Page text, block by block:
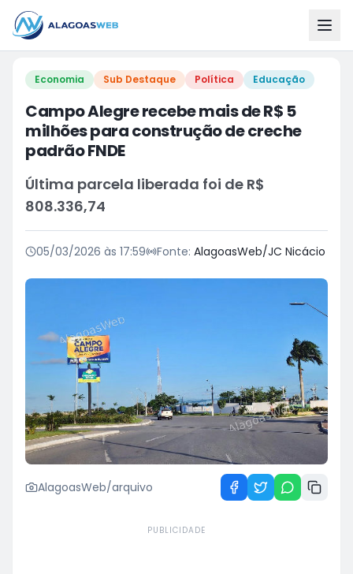
Economia Sub Destaque Política Educação
Campo Alegre recebe mais de R$ 5
milhões para construção de creche
padrão FNDE
Última parcela liberada foi de R$
808.336,74
05/03/2026 às 17:59 Fonte: AlagoasWeb/JC Nicácio
AlagoasWeb/arquivo
PUBLICIDADE